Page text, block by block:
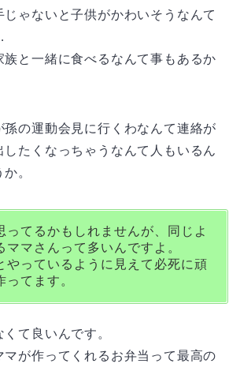
じゃないと子供がかわいそうなんて
族と一緒に食べるなんて事もあるか
孫の運動会見に行くわなんて連絡が
たくなっちゃうなんて人もいるん
。
ってるかもしれませんが、同じよ
ママさんって多いんですよ。
やっているように見えて必死に頑
てます。
て良いんです。
マが作ってくれるお弁当って最高の